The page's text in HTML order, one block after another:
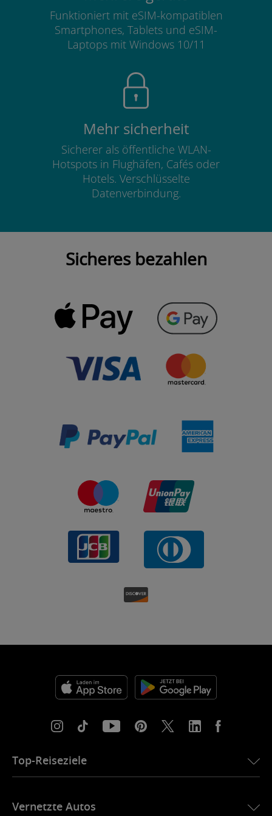
Funktioniert mit eSIM-kompatiblen
Smartphones, Tablets und eSIM-
Laptops mit Windows 10/11
Mehr sicherheit
Sicherer als öffentliche WLAN-
Hotspots in Flughäfen, Cafés oder
Hotels. Verschlüsselte
Datenverbindung.
Sicheres bezahlen
Top-Reiseziele
eSIM für Europa
Vernetzte Autos